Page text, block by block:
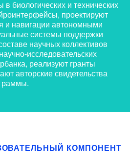
биологических и технических
проектируют
и навигации автономными
системы поддержки
научных коллективов
исследовательских
реализуют гранты
авторские свидетельства
КОМПОНЕНТ